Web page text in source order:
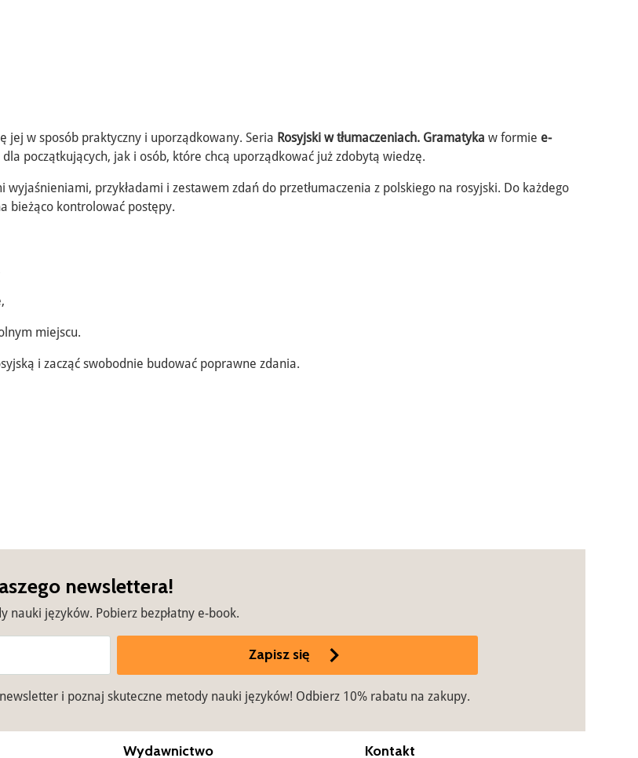
jej w sposób praktyczny i uporządkowany. Seria Rosyjski w tłumaczeniach. Gramatyka w formie e-
początkujących, jak i osób, które chcą uporządkować już zdobytą wiedzę.
przykładami i zestawem zdań do przetłumaczenia z polskiego na rosyjski. Do każdego
bieżąco kontrolować postępy.
miejscu.
i zacząć swobodnie budować poprawne zdania.
newslettera!
nauki języków. Pobierz bezpłatny e-book.
Zapisz się
i poznaj skuteczne metody nauki języków! Odbierz 10% rabatu na zakupy.
Wydawnictwo Kontakt